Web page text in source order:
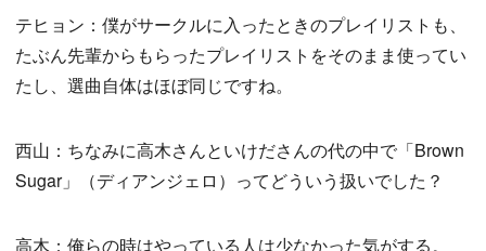
テヒョン：僕がサークルに入ったときのプレイリストも、
たぶん先輩からもらったプレイリストをそのまま使ってい
たし、選曲自体はほぼ同じですね。
西山：ちなみに高木さんといけださんの代の中で「Brown
Sugar」（ディアンジェロ）ってどういう扱いでした？
高木：俺らの時はやっている人は少なかった気がする。